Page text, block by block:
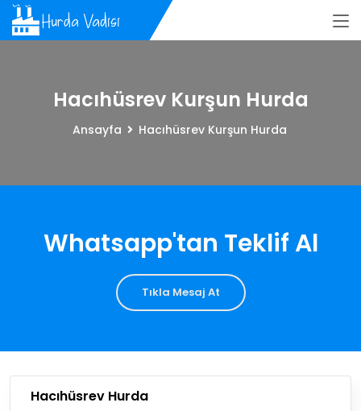
Hacıhüsrev Kurşun Hurda
Ansayfa Hacıhüsrev Kurşun Hurda
Whatsapp'tan Teklif Al
Tıkla Mesaj At
Hacıhüsrev Hurda